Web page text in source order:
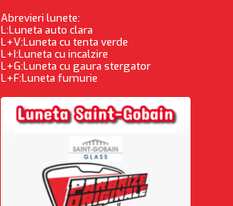
Abrevieri lunete:
L:Luneta auto clara
L+V:Luneta cu tenta verde
L+I:Luneta cu incalzire
L+G:Luneta cu gaura stergator
L+F:Luneta fumurie